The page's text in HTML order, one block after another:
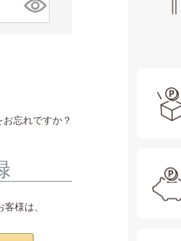
忘れですか？
様は、